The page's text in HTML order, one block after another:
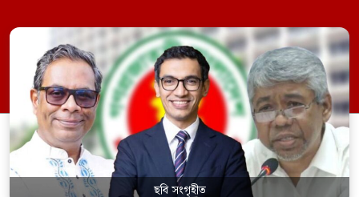
কল্যাণমন্ত্রী এবং সদস্য সচিব থাকবেন স্বাস্থ্য ও
পরিবার কল্যাণ মন্ত্রণালয়ের সচিব। একই সঙ্গে
স্বাস্থ্য প্রতিমন্ত্রী, বাংলাদেশ বিনিয়োগ উন্নয়ন
কর্তৃপক্ষ (বিডা)-এর নির্বাহী চেয়ারম্যান এবং
জাতীয় […]
ছবি সংগৃহীত